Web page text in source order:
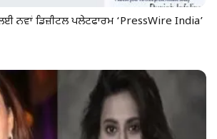
ਨਵਾਂ ਡਿਜ਼ੀਟਲ ਪਲੇਟਫਾਰਮ ‘PressWire India’